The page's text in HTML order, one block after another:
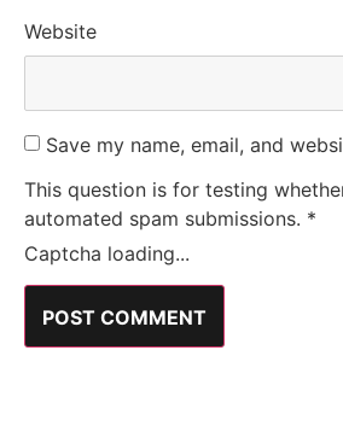
Website
Save my name, email, and
This question is for testing
automated spam submissions. *
Captcha loading...